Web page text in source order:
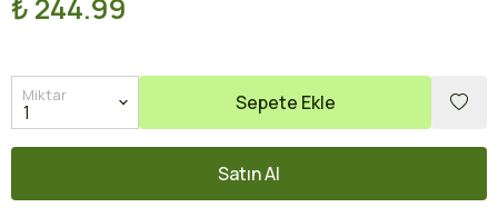
₺ 244.99
Miktar Sepete Ekle
Satın Al